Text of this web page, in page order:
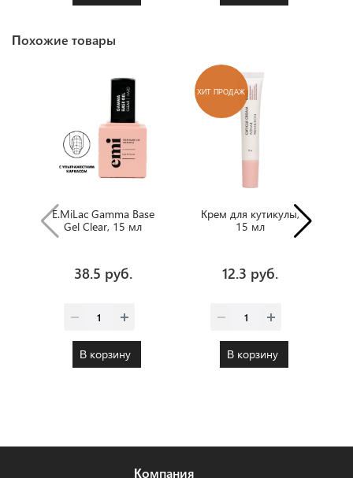
Похожие товары
E.MiLac Gamma Base
Gel Clear, 15 мл
38.5 руб.
В корзину
ХИТ ПРОДАЖ
Крем для кутикулы,
15 мл
12.3 руб.
В корзину
Компания